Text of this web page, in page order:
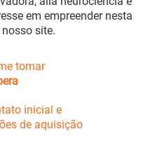
em empreender nesta
site.
tornar
inicial e
de aquisição